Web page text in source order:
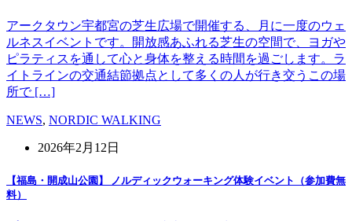
アークタウン宇都宮の芝生広場で開催する、月に一度のウェ
ルネスイベントです。開放感あふれる芝生の空間で、ヨガや
ピラティスを通して心と身体を整える時間を過ごします。ラ
イトラインの交通結節拠点として多くの人が行き交うこの場
所で […]
NEWS, NORDIC WALKING
2026年2月12日
【福島・開成山公園】 ノルディックウォーキング体験イベント（参加費無
料）